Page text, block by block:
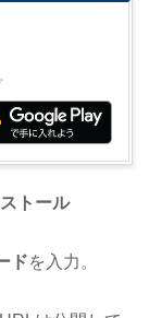
トール
ドを入力。